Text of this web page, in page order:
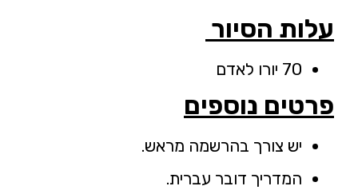
עלות הסיור
70 יורו לאדם
פרטים נוספים
יש צורך בהרשמה מראש.
המדריך דובר עברית.